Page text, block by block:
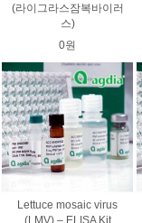
(라이그라스잠복바이러
스)
0원
Lettuce mosaic virus
(LMV) – ELISA Kit